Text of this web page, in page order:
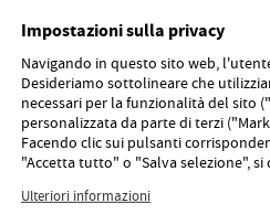
Impostazioni sulla privacy
Navigando in questo sito web,
Desideriamo sottolineare che
necessari per la funzionalità del sito
personalizzata da parte di terzi
Facendo clic sui pulsanti
"Accetta tutto" o "Salva selezione",
Ulteriori informazioni